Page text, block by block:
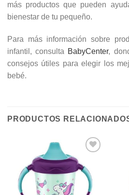
más productos que pueden
bienestar de tu pequeño.
Para más información sobre
infantil, consulta BabyCenter,
consejos útiles para elegir los
bebé.
PRODUCTOS
a la
lista de
deseos